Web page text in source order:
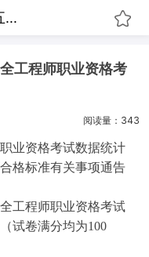
...
工程师职业资格考
阅读量：343
业资格考试数据统计
格标准有关事项通告
工程师职业资格考试
（试卷满分均为100